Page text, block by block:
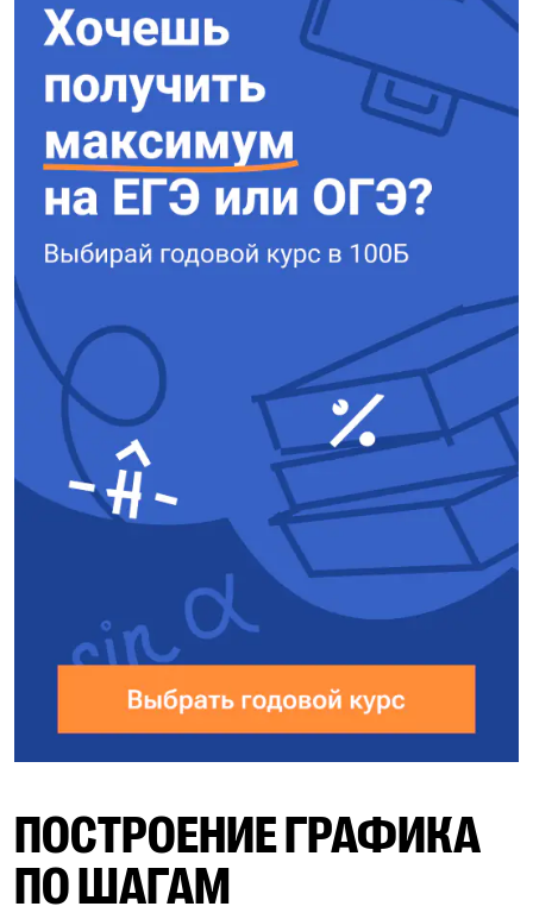
ПОСТРОЕНИЕ ГРАФИКА
ПО ШАГАМ